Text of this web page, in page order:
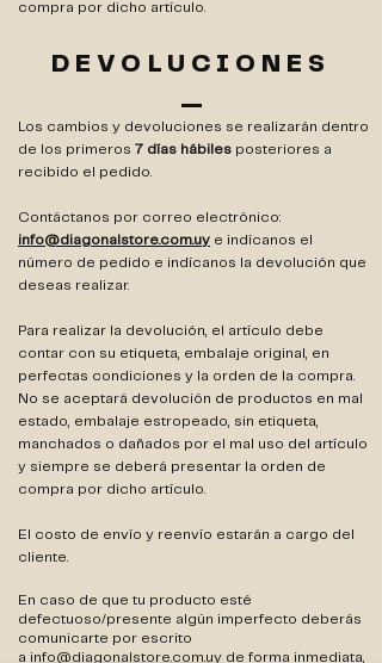
compra por dicho artículo.
DEVOLUCIONES
Los cambios y devoluciones se realizarán dentro
de los primeros 7 días hábiles posteriores a
recibido el pedido.
Contáctanos por correo electrónico:
info@diagonalstore.com.uy e indícanos el
número de pedido e indícanos la devolución que
deseas realizar.
​Para realizar la devolución, el artículo debe
contar con su etiqueta, embalaje original, en
perfectas condiciones y la orden de la compra.
No se aceptará devolución de productos en mal
estado, embalaje estropeado, sin etiqueta,
manchados o dañados por el mal uso del artículo
y siempre se deberá presentar la orden de
compra por dicho artículo.
El costo de envío y reenvío estarán a cargo del
cliente.
En caso de que tu producto esté
defectuoso/presente algún imperfecto deberás
comunicarte por escrito
a info@diagonalstore.com.uy de forma inmediata,